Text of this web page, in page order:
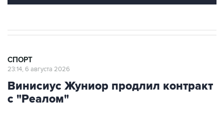
СПОРТ
23:14, 6 августа 2026
Винисиус Жуниор продлил контракт
с "Реалом"